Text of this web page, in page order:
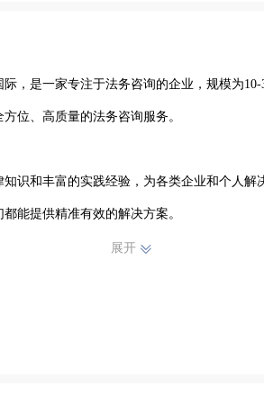
，是一家专注于法务咨询的企业，规模为10-
位、高质量的法务咨询服务。
识和丰富的实践经验，为各类企业和个人解
能提供精准有效的解决方案。
展开